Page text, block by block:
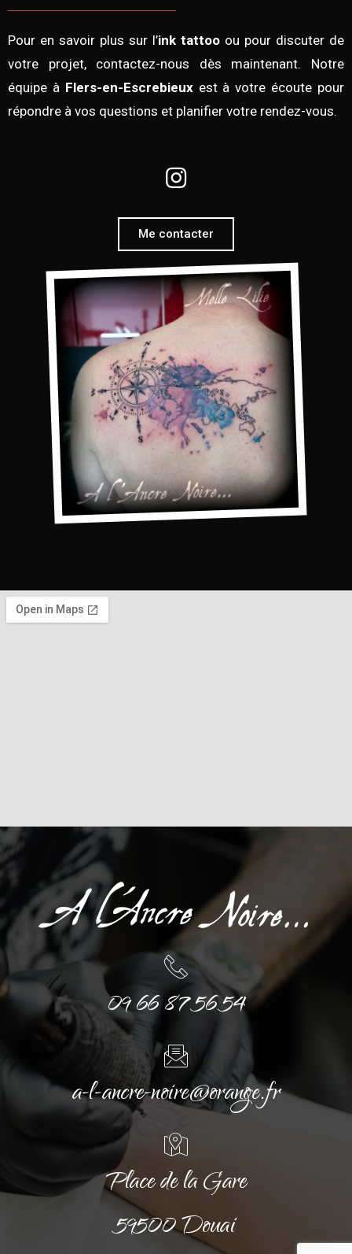
Pour en savoir plus sur l’ink tattoo ou pour discuter de
votre projet, contactez-nous dès maintenant. Notre
équipe à Flers-en-Escrebieuxest à votre écoute pour
répondre à vos questions et planifier votre rendez-vous.
Me contacter
09 66 87 56 54
a-l-ancre-noire@orange.fr
Place de la Gare
59500 Douai